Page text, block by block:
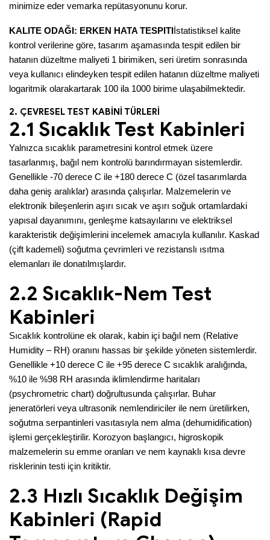
minimize eder vemarka repütasyonunu korur.
KALITE ODAĞI: ERKEN HATA TESPITIİstatistiksel kalite
kontrol verilerine göre, tasarım aşamasında tespit edilen bir
hatanın düzeltme maliyeti 1 birimiken, seri üretim sonrasında
veya kullanıcı elindeyken tespit edilen hatanın düzeltme maliyeti
logaritmik olarakartarak 100 ila 1000 birime ulaşabilmektedir.
2. ÇEVRESEL TEST KABİNİ TÜRLERİ
2.1 Sıcaklık Test Kabinleri
Yalnızca sıcaklık parametresini kontrol etmek üzere
tasarlanmış, bağıl nem kontrolü barındırmayan sistemlerdir.
Genellikle -70 derece C ile +180 derece C (özel tasarımlarda
daha geniş aralıklar) arasında çalışırlar. Malzemelerin ve
elektronik bileşenlerin aşırı sıcak ve aşırı soğuk ortamlardaki
yapısal dayanımını, genleşme katsayılarını ve elektriksel
karakteristik değişimlerini incelemek amacıyla kullanılır. Kaskad
(çift kademeli) soğutma çevrimleri ve rezistanslı ısıtma
elemanları ile donatılmışlardır.
2.2 Sıcaklık-Nem Test
Kabinleri
Sıcaklık kontrolüne ek olarak, kabin içi bağıl nem (Relative
Humidity – RH) oranını hassas bir şekilde yöneten sistemlerdir.
Genellikle +10 derece C ile +95 derece C sıcaklık aralığında,
%10 ile %98 RH arasında iklimlendirme haritaları
(psychrometric chart) doğrultusunda çalışırlar. Buhar
jeneratörleri veya ultrasonik nemlendiriciler ile nem üretilirken,
soğutma serpantinleri vasıtasıyla nem alma (dehumidification)
işlemi gerçekleştirilir. Korozyon başlangıcı, higroskopik
malzemelerin su emme oranları ve nem kaynaklı kısa devre
risklerinin testi için kritiktir.
2.3 Hızlı Sıcaklık Değişim
Kabinleri (Rapid